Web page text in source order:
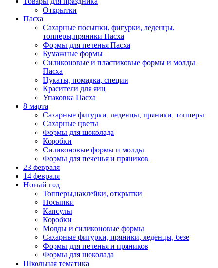
Открытки
Пасха
Сахарные посыпки, фигурки, леденцы,
топперы,пряники Пасха
Формы для печенья Пасха
Бумажные формы
Силиконовые и пластиковые формы и молды
Пасха
Цукаты, помадка, специи
Красители для яиц
Упаковка Пасха
8 марта
Сахарные фигурки, леденцы, пряники, топперы
Сахарные цветы
Формы для шоколада
Коробки
Силиконовые формы и молды
Формы для печенья и пряников
23 февраля
14 февраля
Новый год
Топперы,наклейки, открытки
Посыпки
Капсулы
Коробки
Молды и силиконовые формы
Сахарные фигурки, пряники, леденцы, безе
Формы для печенья и пряников
Формы для шоколада
Школьная тематика